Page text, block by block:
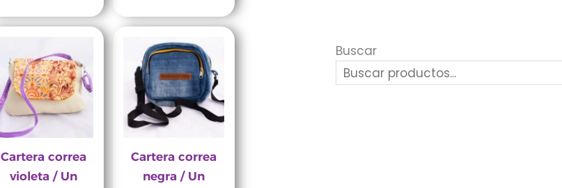
Cartera correa
violeta / Un
Cartera correa
negra / Un
Buscar